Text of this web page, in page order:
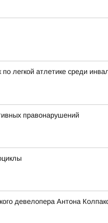
легкой атлетике среди
правонарушений
девелопера Антона